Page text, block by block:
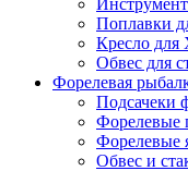
Поплавки
Кресло для
Обвес для
Форелевая
Подсачеки
Форелевые
Форелевые
Обвес и